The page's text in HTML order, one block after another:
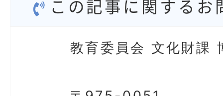
この記事に関するお
教育委員会 文化財課